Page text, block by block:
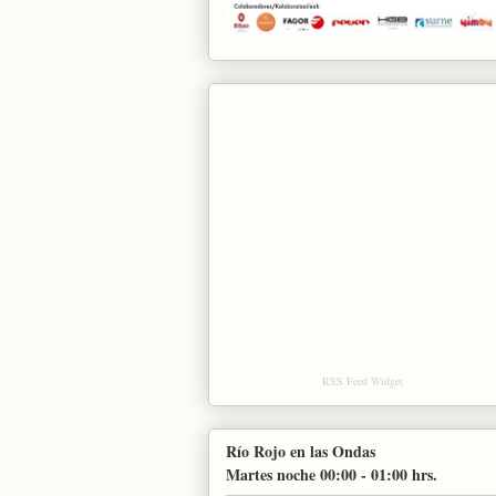
RSS Feed Widget
Río Rojo en las Ondas
Martes noche 00:00 - 01:00 hrs.